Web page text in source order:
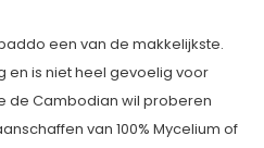
een van de makkelijkste.
en is niet heel gevoelig voor
de Cambodian wil proberen
van 100% Mycelium of